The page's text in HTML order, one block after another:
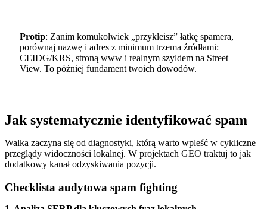
Protip: Zanim komukolwiek „przykleisz” łatkę spamera,
porównaj nazwę i adres z minimum trzema źródłami:
CEIDG/KRS, stroną www i realnym szyldem na Street
View. To później fundament twoich dowodów.
Jak systematycznie identyfikować spam
Walka zaczyna się od diagnostyki, którą warto wpleść w cykliczne
przeglądy widoczności lokalnej. W projektach GEO traktuj to jak
dodatkowy kanał odzyskiwania pozycji.
Checklista audytowa spam fighting